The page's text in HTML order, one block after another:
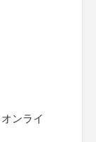
ンライ